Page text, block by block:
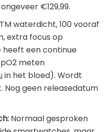
€129,99.
waterdicht, 100 vooraf
extra focus op
een continue
meten
in het bloed). Wordt
Nog geen releasedatum
Normaal gesproken